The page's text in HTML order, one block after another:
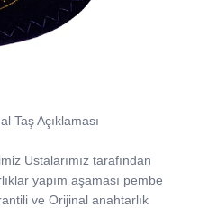
Taş Açıklaması
Ustalarımız tarafından
yapım aşaması pembe
ve Orijinal anahtarlık